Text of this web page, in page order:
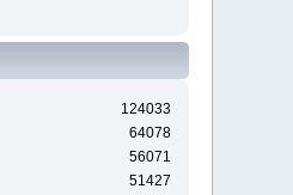
124033
64078
56071
51427